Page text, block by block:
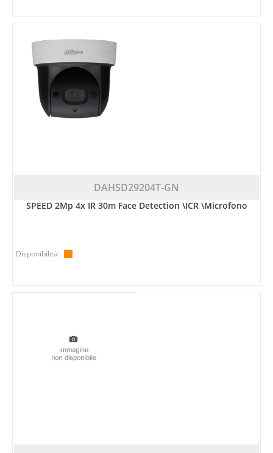
DAHSD29204T-GN
SPEED 2Mp 4x IR 30m Face Detection \ICR \Microfono
Disponibilità: